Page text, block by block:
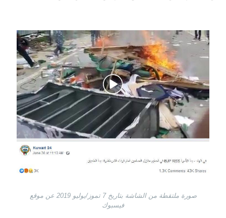
Image
صورة ملتقطة من الشاشة بتاريخ 7 تموز/يوليو 2019 عن موقع
فيسبوك